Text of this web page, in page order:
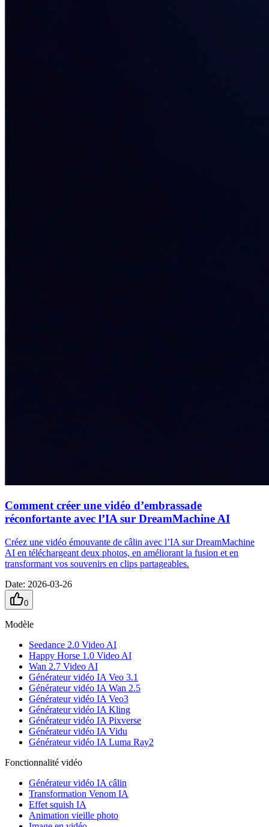
Comment créer une vidéo d’embrassade
réconfortante avec l’IA sur DreamMachine AI
Créez une vidéo émouvante de câlin avec l’IA sur DreamMachine
AI en téléchargeant deux photos, en améliorant la fusion et en
transformant vos souvenirs en clips partageables.
Date: 2026-03-26
0
Modèle
Seedance 2.0 Video AI
Happy Horse 1.0 Video AI
Wan 2.7 Video AI
Générateur vidéo IA Veo 3.1
Générateur vidéo IA Wan 2.5
Générateur vidéo IA Veo3
Générateur vidéo IA Kling
Générateur vidéo IA Pixverse
Générateur vidéo IA Vidu
Générateur vidéo IA Luma Ray2
Fonctionnalité vidéo
Générateur vidéo IA câlin
Transformation Venom IA
Effet squish IA
Animation vieille photo